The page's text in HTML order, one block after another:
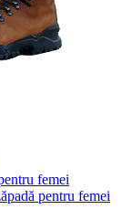
femei
pentru femei